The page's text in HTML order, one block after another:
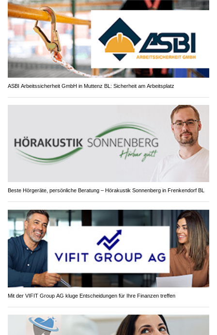
ASBI Arbeitssicherheit GmbH in Muttenz BL: Sicherheit am Arbeitsplatz
Beste Hörgeräte, persönliche Beratung – Hörakustik Sonnenberg in Frenkendorf BL
Mit der VIFIT Group AG kluge Entscheidungen für Ihre Finanzen treffen